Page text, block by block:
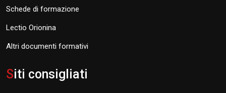
Schede di formazione
Lectio Orionina
Altri documenti formativi
Siti consigliati